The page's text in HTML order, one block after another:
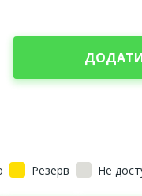
Резерв Не